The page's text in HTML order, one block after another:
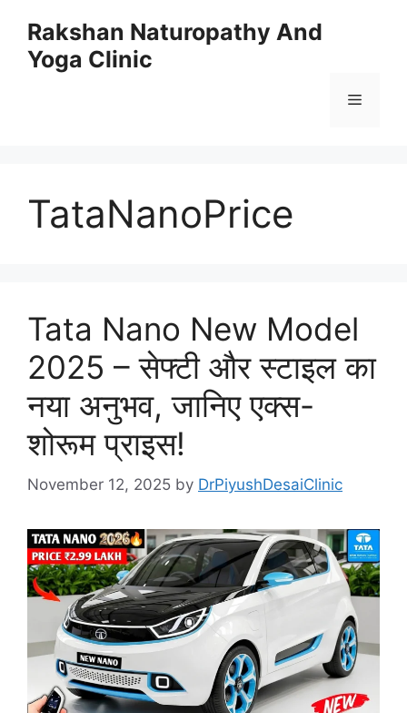
content
Rakshan Naturopathy And
Yoga Clinic
Menu
TataNanoPrice
Tata Nano New Model
2025 – सेफ्टी और स्टाइल का
नया अनुभव, जानिए एक्स-
शोरूम प्राइस!
November 12, 2025 by DrPiyushDesaiClinic